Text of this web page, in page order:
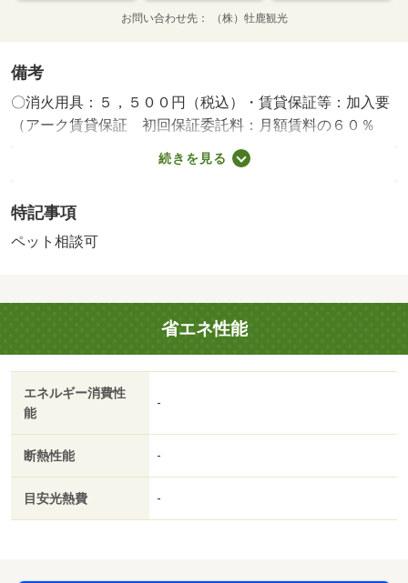
お問い合わせ先 （株）牡鹿観光
備考
〇消火用具：５，５００円（税込）・賃貸保証等：加入要
（アーク賃貸保証 初回保証委託料：月額賃料の６０％
～）・蛇田駅徒歩２分！２階角部屋です。２面採光で日当
たり良好。一人暮らしに最適です♪・仲介手数料：不要/●
続きを見る
特記事項
ペット相談可
省エネ性能
エネルギー消費性
能
-
断熱性能 -
目安光熱費 -